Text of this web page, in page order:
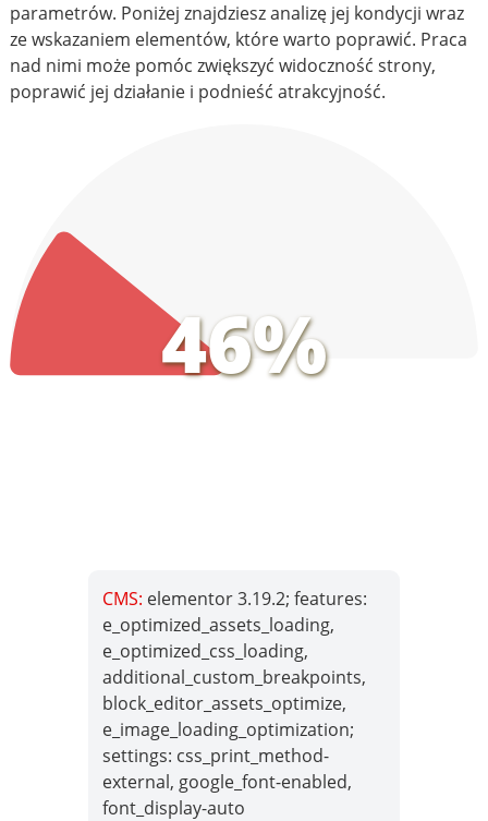
parametrów. Poniżej znajdziesz analizę jej kondycji wraz
ze wskazaniem elementów, które warto poprawić. Praca
nad nimi może pomóc zwiększyć widoczność strony,
poprawić jej działanie i podnieść atrakcyjność.
46%
CMS: elementor 3.19.2; features:
e_optimized_assets_loading,
e_optimized_css_loading,
additional_custom_breakpoints,
block_editor_assets_optimize,
e_image_loading_optimization;
settings: css_print_method-
external, google_font-enabled,
font_display-auto